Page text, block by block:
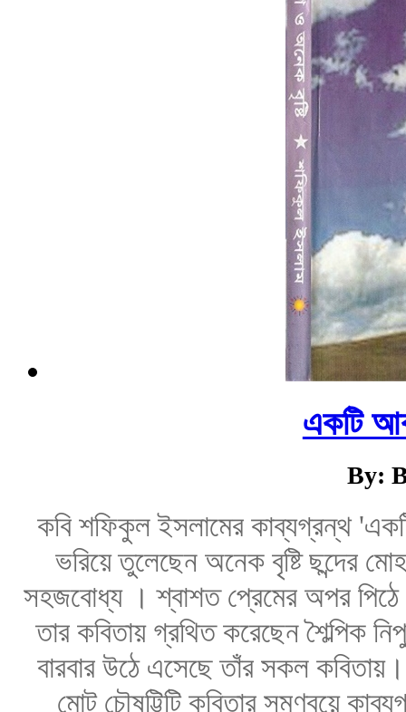
একটি
By:
কবি শফিকুল ইসলামের কাব্যগ্রন্থ
ভরিয়ে তুলেছেন অনেক বৃষ্টি ছন্দের
সহজবোধ্য । শ্বাশত প্রেমের অপর পিঠে
তার কবিতায় গ্রথিত করেছেন শৈল্পিক
বারবার উঠে এসেছে তাঁর সকল
মোট চৌষট্টিটি কবিতার সমণ্বয়ে